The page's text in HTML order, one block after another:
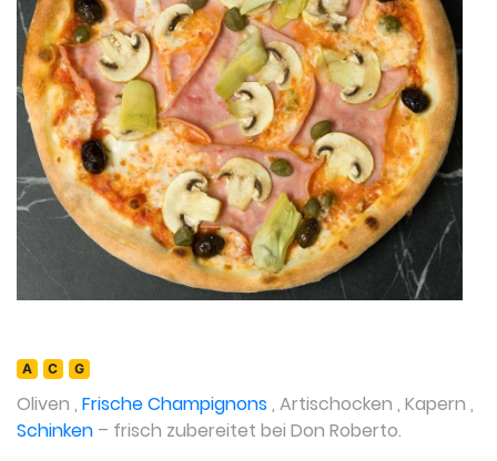
A C G
Oliven , Frische Champignons, Artischocken , Kapern ,
Schinken – frisch zubereitet bei Don Roberto.